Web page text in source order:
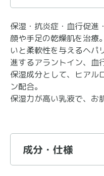
保湿・抗炎症・血行促進
顔や手足の乾燥肌を治療
いと柔軟性を与えるヘパ
進するアラントイン、血
保湿成分として、ヒアル
ン配合。
保湿力が高い乳液で、お
成分・仕様